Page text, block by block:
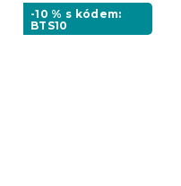
-10 % s kódem:
BTS10